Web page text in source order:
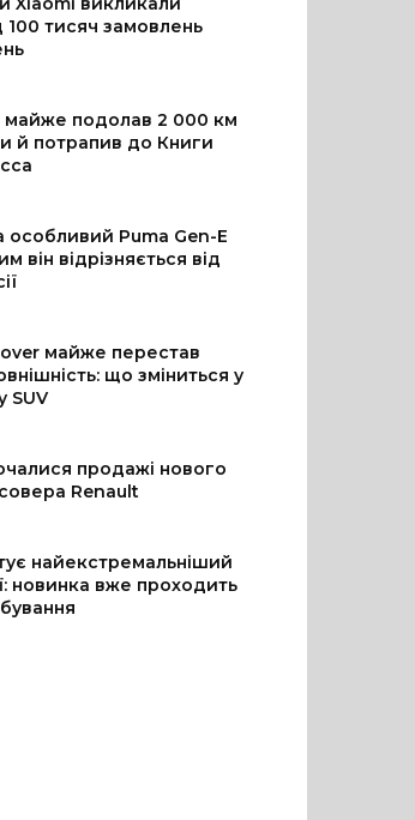
100 тисяч замовлень
майже подолав 2 000 км
й потрапив до Книги
особливий Puma Gen-E
він відрізняється від
майже перестав
що зміниться у
SUV
продажі нового
Renault
найекстремальніший
новинка вже проходить